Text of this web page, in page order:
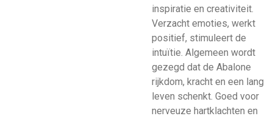
inspiratie en creativiteit.
Verzacht emoties, werkt
positief, stimuleert de
intuïtie. Algemeen wordt
gezegd dat de Abalone
rijkdom, kracht en een lang
leven schenkt. Goed voor
nerveuze hartklachten en